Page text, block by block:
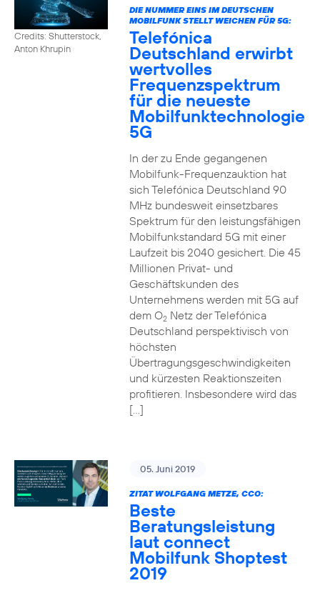
Credits: Shutterstock,
Anton Khrupin
DIE NUMMER EINS IM DEUTSCHEN
MOBILFUNK STELLT WEICHEN FÜR 5G:
Telefónica
Deutschland erwirbt
wertvolles
Frequenzspektrum
für die neueste
Mobilfunktechnologie
5G
In der zu Ende gegangenen
Mobilfunk-Frequenzauktion hat
sich Telefónica Deutschland 90
MHz bundesweit einsetzbares
Spektrum für den leistungsfähigen
Mobilfunkstandard 5G mit einer
Laufzeit bis 2040 gesichert. Die 45
Millionen Privat- und
Geschäftskunden des
Unternehmens werden mit 5G auf
dem O2Netz der Telefónica
Deutschland perspektivisch von
höchsten
Übertragungsgeschwindigkeiten
und kürzesten Reaktionszeiten
profitieren. Insbesondere wird das
[…]
05. Juni 2019
ZITAT WOLFGANG METZE, CCO:
Beste
Beratungsleistung
laut connect
Mobilfunk Shoptest
2019